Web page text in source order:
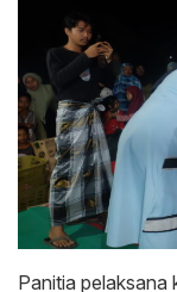
Panitia pelaksana